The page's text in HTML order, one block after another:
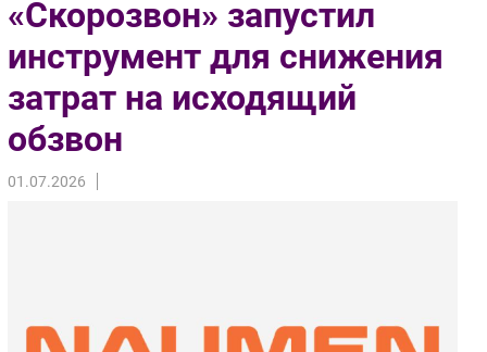
Импорто­замещение
Автоматизация Промышленности
Интернет
Мобильная связь
Фиксированная связь
Интеграция
ПО
«Скорозвон» запустил
инструмент для снижения
затрат на исходящий
обзвон
01.07.2026